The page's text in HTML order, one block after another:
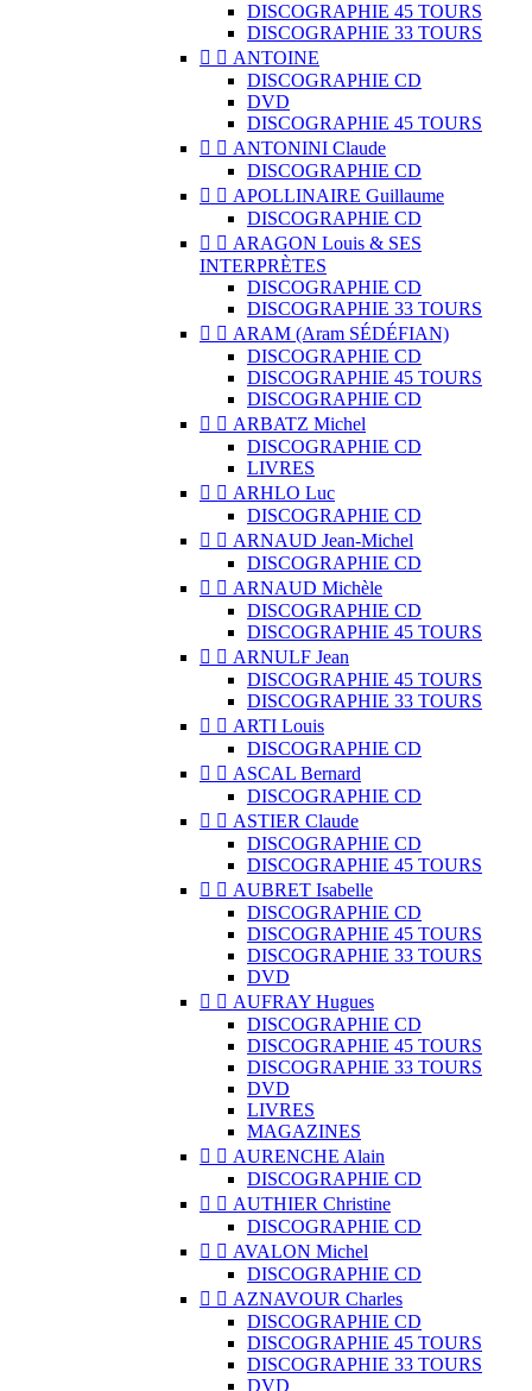
DISCOGRAPHIE 45 TOURS
DISCOGRAPHIE 33 TOURS
  ANTOINE
DISCOGRAPHIE CD
DVD
DISCOGRAPHIE 45 TOURS
  ANTONINI Claude
DISCOGRAPHIE CD
  APOLLINAIRE Guillaume
DISCOGRAPHIE CD
  ARAGON Louis & SES
INTERPRÈTES
DISCOGRAPHIE CD
DISCOGRAPHIE 33 TOURS
  ARAM (Aram SÉDÉFIAN)
DISCOGRAPHIE CD
DISCOGRAPHIE 45 TOURS
DISCOGRAPHIE CD
  ARBATZ Michel
DISCOGRAPHIE CD
LIVRES
  ARHLO Luc
DISCOGRAPHIE CD
  ARNAUD Jean-Michel
DISCOGRAPHIE CD
  ARNAUD Michèle
DISCOGRAPHIE CD
DISCOGRAPHIE 45 TOURS
  ARNULF Jean
DISCOGRAPHIE 45 TOURS
DISCOGRAPHIE 33 TOURS
  ARTI Louis
DISCOGRAPHIE CD
  ASCAL Bernard
DISCOGRAPHIE CD
  ASTIER Claude
DISCOGRAPHIE CD
DISCOGRAPHIE 45 TOURS
  AUBRET Isabelle
DISCOGRAPHIE CD
DISCOGRAPHIE 45 TOURS
DISCOGRAPHIE 33 TOURS
DVD
  AUFRAY Hugues
DISCOGRAPHIE CD
DISCOGRAPHIE 45 TOURS
DISCOGRAPHIE 33 TOURS
DVD
LIVRES
MAGAZINES
  AURENCHE Alain
DISCOGRAPHIE CD
  AUTHIER Christine
DISCOGRAPHIE CD
  AVALON Michel
DISCOGRAPHIE CD
  AZNAVOUR Charles
DISCOGRAPHIE CD
DISCOGRAPHIE 45 TOURS
DISCOGRAPHIE 33 TOURS
DVD